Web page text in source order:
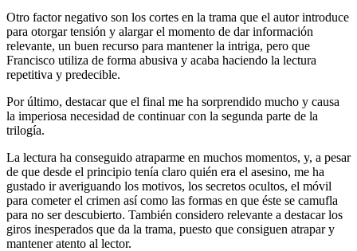
Otro factor negativo son los cortes en la trama que el autor introduce
para otorgar tensión y alargar el momento de dar información
relevante, un buen recurso para mantener la intriga, pero que
Francisco utiliza de forma abusiva y acaba haciendo la lectura
repetitiva y predecible.
Por último, destacar que el final me ha sorprendido mucho y causa
la imperiosa necesidad de continuar con la segunda parte de la
trilogía.
La lectura ha conseguido atraparme en muchos momentos, y, a pesar
de que desde el principio tenía claro quién era el asesino, me ha
gustado ir averiguando los motivos, los secretos ocultos, el móvil
para cometer el crimen así como las formas en que éste se camufla
para no ser descubierto. También considero relevante a destacar los
giros inesperados que da la trama, puesto que consiguen atrapar y
mantener atento al lector.